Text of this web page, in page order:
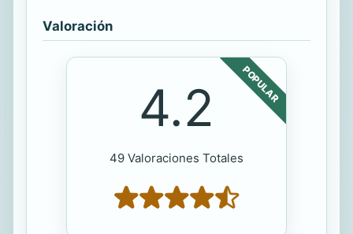
Valoración
POPULAR
4.2
49 Valoraciones Totales